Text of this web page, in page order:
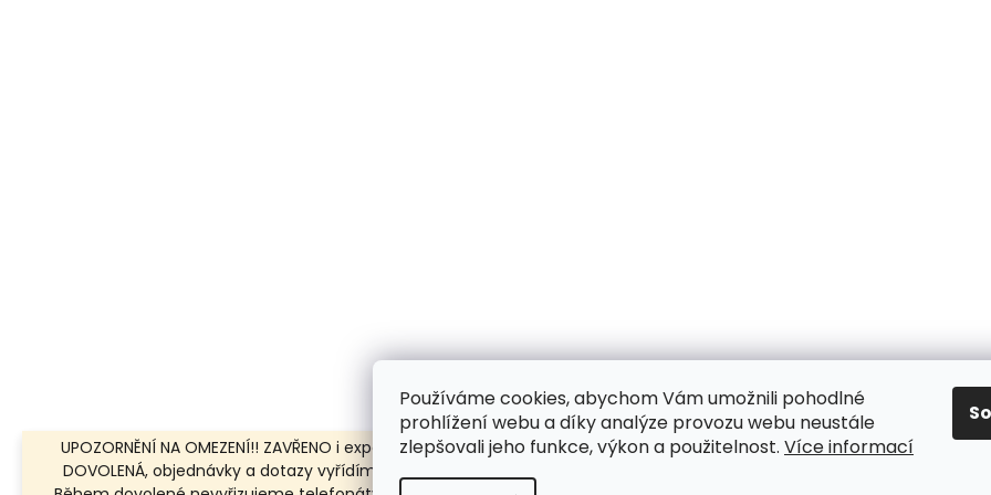
Používáme cookies, abychom Vám umožnili pohodlné
prohlížení webu a díky analýze provozu webu neustále
zlepšovali jeho funkce, výkon a použitelnost. Více informací
UPOZORNĚNÍ NA OMEZENÍ!! ZAVŘENO i expedice | 31.7.-8.8.
DOVOLENÁ, objednávky a dotazy vyřídíme po dovolené.